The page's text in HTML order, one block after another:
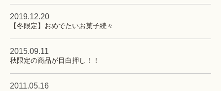
2019.12.20
【冬限定】おめでたいお菓子続々
2015.09.11
秋限定の商品が目白押し！！
2011.05.16